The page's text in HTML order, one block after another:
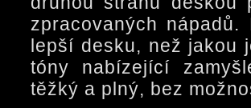
zpracovaných
lepší desku, než jakou
tóny nabízející
těžký a plný, bez